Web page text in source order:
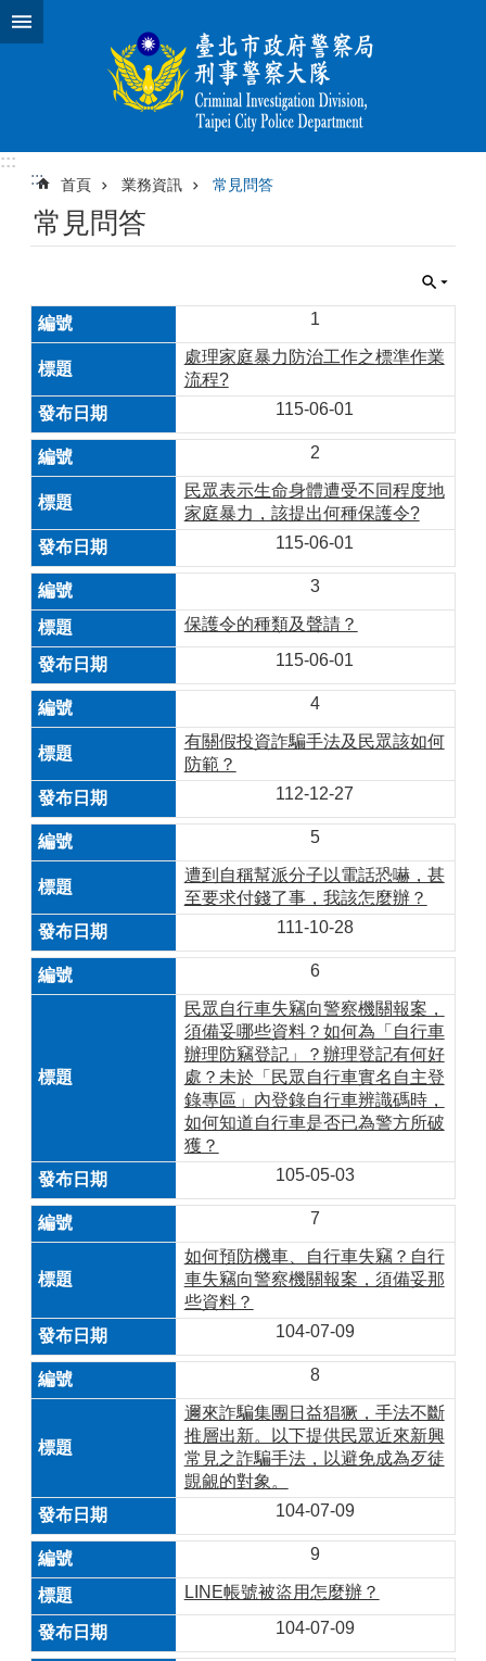
跳到主要內容區塊
:::
:::
首頁 業務資訊 常見問答
常見問答
1
處理家庭暴力防治工作之標準作業
流程?
115-06-01
2
民眾表示生命身體遭受不同程度地
家庭暴力，該提出何種保護令?
115-06-01
3
保護令的種類及聲請？
115-06-01
4
有關假投資詐騙手法及民眾該如何
防範？
112-12-27
5
遭到自稱幫派分子以電話恐嚇，甚
至要求付錢了事，我該怎麼辦？
111-10-28
6
民眾自行車失竊向警察機關報案，
須備妥哪些資料？如何為「自行車
辦理防竊登記」？辦理登記有何好
處？未於「民眾自行車實名自主登
錄專區」內登錄自行車辨識碼時，
如何知道自行車是否已為警方所破
獲？
105-05-03
7
如何預防機車、自行車失竊？自行
車失竊向警察機關報案，須備妥那
些資料？
104-07-09
8
邇來詐騙集團日益猖獗，手法不斷
推層出新。以下提供民眾近來新興
常見之詐騙手法，以避免成為歹徒
覬覦的對象。
104-07-09
9
LINE帳號被盜用怎麼辦？
104-07-09